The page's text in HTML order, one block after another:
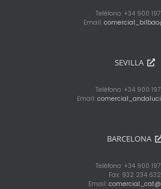
Teléfono: +34 900
Email:
SEVILLA
Teléfono: +34 900
Email:
BARCELONA
Teléfono: +34 900
Fax: 932 234 632
Email: